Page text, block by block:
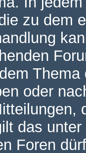
zu dem
oder
das
Foren